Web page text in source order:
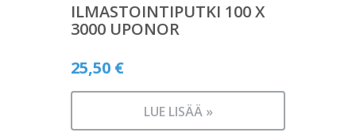
ILMASTOINTIPUTKI 100 X
3000 UPONOR
25,50 €
LUE LISÄÄ »